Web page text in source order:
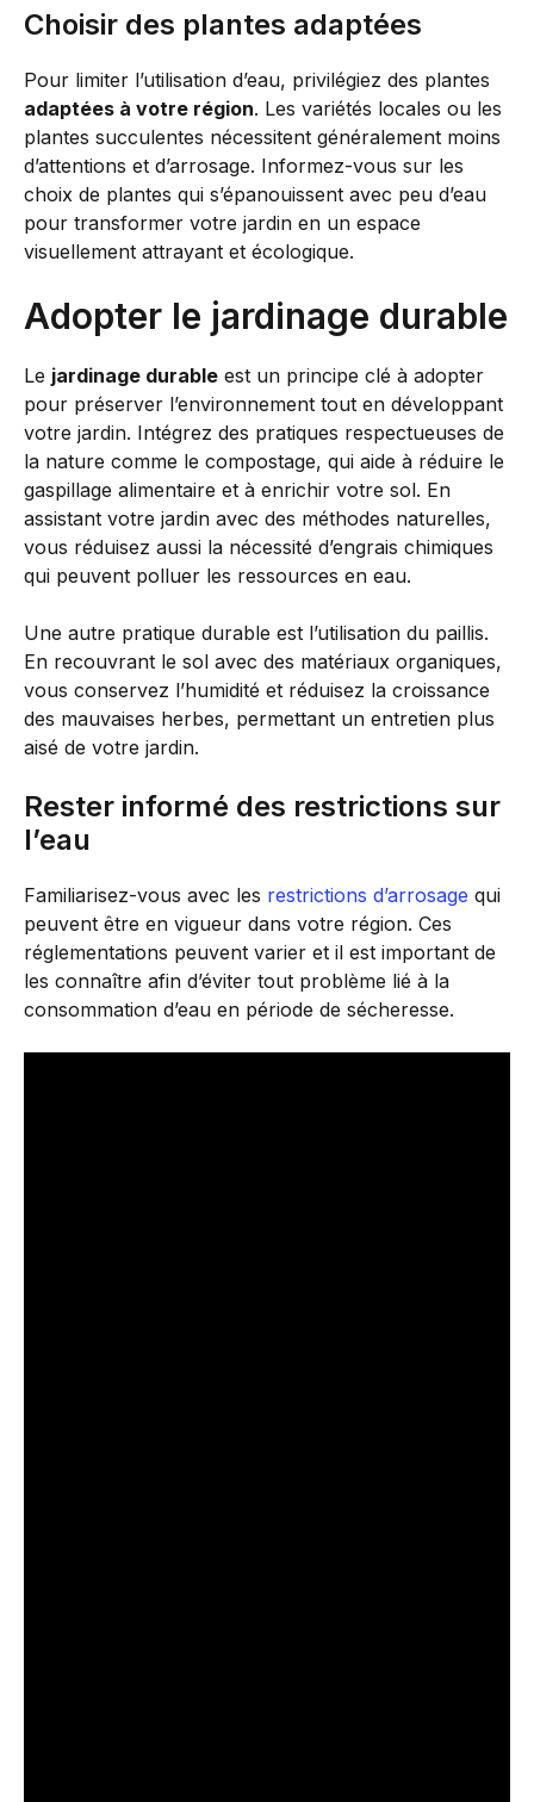
Choisir des plantes adaptées
Pour limiter l’utilisation d’eau, privilégiez des plantes
adaptées à votre région. Les variétés locales ou les
plantes succulentes nécessitent généralement moins
d’attentions et d’arrosage. Informez-vous sur les
choix de plantes qui s’épanouissent avec peu d’eau
pour transformer votre jardin en un espace
visuellement attrayant et écologique.
Adopter le jardinage durable
Le jardinage durable est un principe clé à adopter
pour préserver l’environnement tout en développant
votre jardin. Intégrez des pratiques respectueuses de
la nature comme le compostage, qui aide à réduire le
gaspillage alimentaire et à enrichir votre sol. En
assistant votre jardin avec des méthodes naturelles,
vous réduisez aussi la nécessité d’engrais chimiques
qui peuvent polluer les ressources en eau.
Une autre pratique durable est l’utilisation du paillis.
En recouvrant le sol avec des matériaux organiques,
vous conservez l’humidité et réduisez la croissance
des mauvaises herbes, permettant un entretien plus
aisé de votre jardin.
Rester informé des restrictions sur
l’eau
Familiarisez-vous avec les restrictions d’arrosage qui
peuvent être en vigueur dans votre région. Ces
réglementations peuvent varier et il est important de
les connaître afin d’éviter tout problème lié à la
consommation d’eau en période de sécheresse.